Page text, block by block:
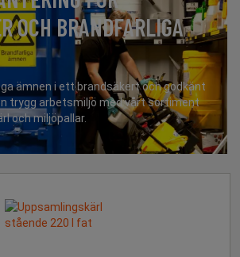
OCH BRANDFARLIGA
ämnen i ett brandsäkert och godkänt
trygg arbetsmiljö med vårt sortiment
och miljöpallar.